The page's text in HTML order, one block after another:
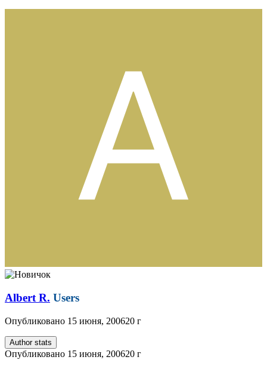
Albert R. Users
Опубликовано 15 июня, 200620 г
Author stats
Опубликовано 15 июня, 200620 г